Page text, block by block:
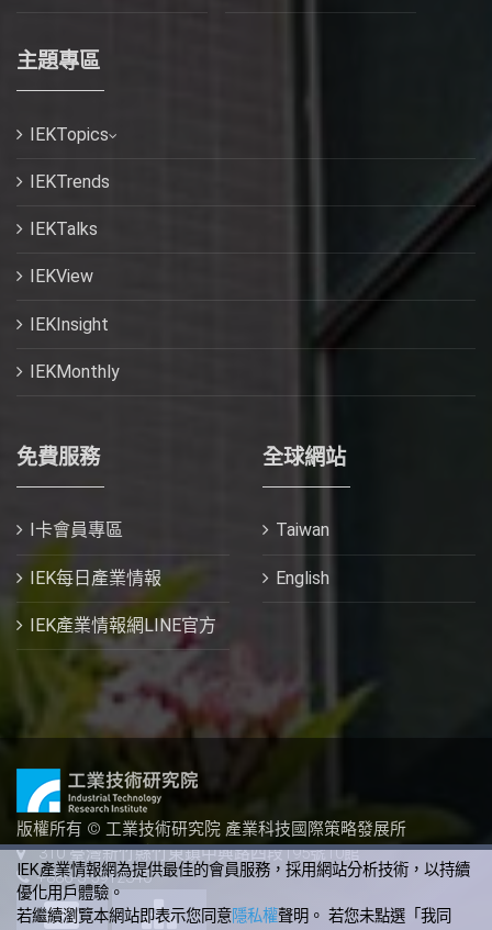
主題專區
IEKTopics
IEKTrends
IEKTalks
IEKView
IEKInsight
IEKMonthly
免費服務
I卡會員專區
IEK每日產業情報
IEK產業情報網LINE官方
全球網站
Taiwan
English
版權所有 © 工業技術研究院 產業科技國際策略發展所
310 臺灣新竹縣竹東鎮中興路四段195號10館
+886-3-5912340
IEK產業情報網為提供最佳的會員服務，採用網站分析技術，以持續
優化用戶體驗。
若繼續瀏覽本網站即表示您同意隱私權聲明。 若您未點選「我同